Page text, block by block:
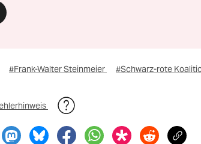
#Frank-Walter Steinmeier #Schwarz-rote